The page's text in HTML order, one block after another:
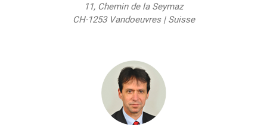
11, Chemin de la Seymaz
CH-1253 Vandoeuvres | Suisse